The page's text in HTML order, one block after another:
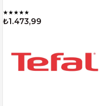
★★★★★
₺1.473,99